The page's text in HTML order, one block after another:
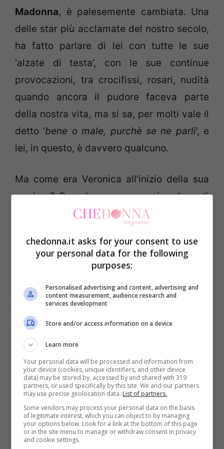
Madonna, è palesemente cambiata. Una
delle star più acclamate del nostro secolo,
ha fatto parlare di lei con tutte le sue
‘alzate di testa’, con le sue continue
provocazioni, tra crocifissi, rosari, nudità
quando ancora il pudore faceva parte
della nostra vita, ma si sa, per molti vale il
detto ‘bene o male, purchè se ne parli‘, e
lei, in questo, è davvero qualcuno.
Ma come era Veronica all’inizio della sua
carriera? Quando ancora non si parlava di
lei, quando il suo viso era ancora acqua e
sapone? Ecco una galleria fotografica con
tutti i cambiamenti che Madonna ha subìto
negli anni, grazie alla perduta giovinezza,
grazie allachirurgia plastica. Che ne dite?
Come la preferite?
chedonna.it asks for your consent to use
your personal data for the following
purposes:
Personalised advertising and content, advertising and
content measurement, audience research and
services development
Store and/or access information on a device
Learn more
Your personal data will be processed and information from
your device (cookies, unique identifiers, and other device
data) may be stored by, accessed by and shared with 319
partners, or used specifically by this site. We and our partners
may use precise geolocation data. List of partners.
Some vendors may process your personal data on the basis
of legitimate interest, which you can object to by managing
your options below. Look for a link at the bottom of this page
or in the site menu to manage or withdraw consent in privacy
and cookie settings.